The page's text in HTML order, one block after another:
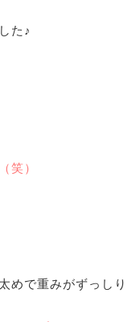
た♪
笑）
めで重みがずっしり